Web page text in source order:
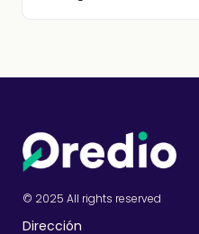
© 2025 All rights reserved
Dirección